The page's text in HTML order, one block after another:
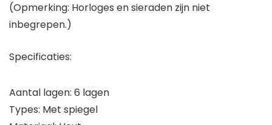
(Opmerking: Horloges en sieraden zijn niet
inbegrepen.)
Specificaties:
Aantal lagen: 6 lagen
Types: Met spiegel